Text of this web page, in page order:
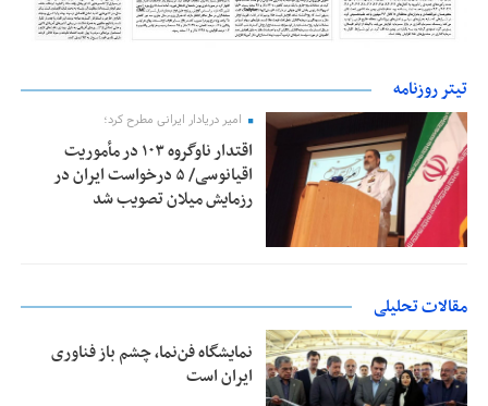
تیتر روزنامه
امیر دریادار ایرانی مطرح کرد؛
اقتدار ناوگروه ۱۰۳ در مأموریت‌
اقیانوسی/ ۵ درخواست ایران در
رزمایش میلان تصویب شد
مقالات تحلیلی
نمایشگاه فن‌نما، چشم باز فناوری
ایران است